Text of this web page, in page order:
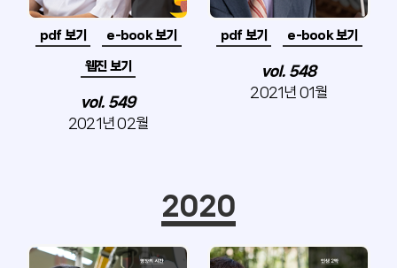
pdf 보기 e-book 보기
웹진 보기
vol. 549
2021년 02월
pdf 보기 e-book 보기
vol. 548
2021년 01월
2020